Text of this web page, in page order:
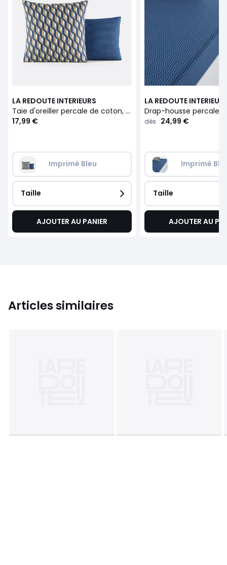
LA REDOUTE INTERIEURS
Taie d'oreiller percale de coton, Milano
17,99 €
Imprimé Bleu
Taille
AJOUTER AU PANIER
LA REDOUTE
dès 24,99 €
Imprimé
Taille
AJOUTER AU
Articles similaires